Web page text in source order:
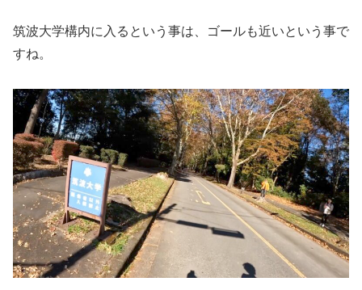
筑波大学構内に入るという事は、ゴールも近いという事で
すね。